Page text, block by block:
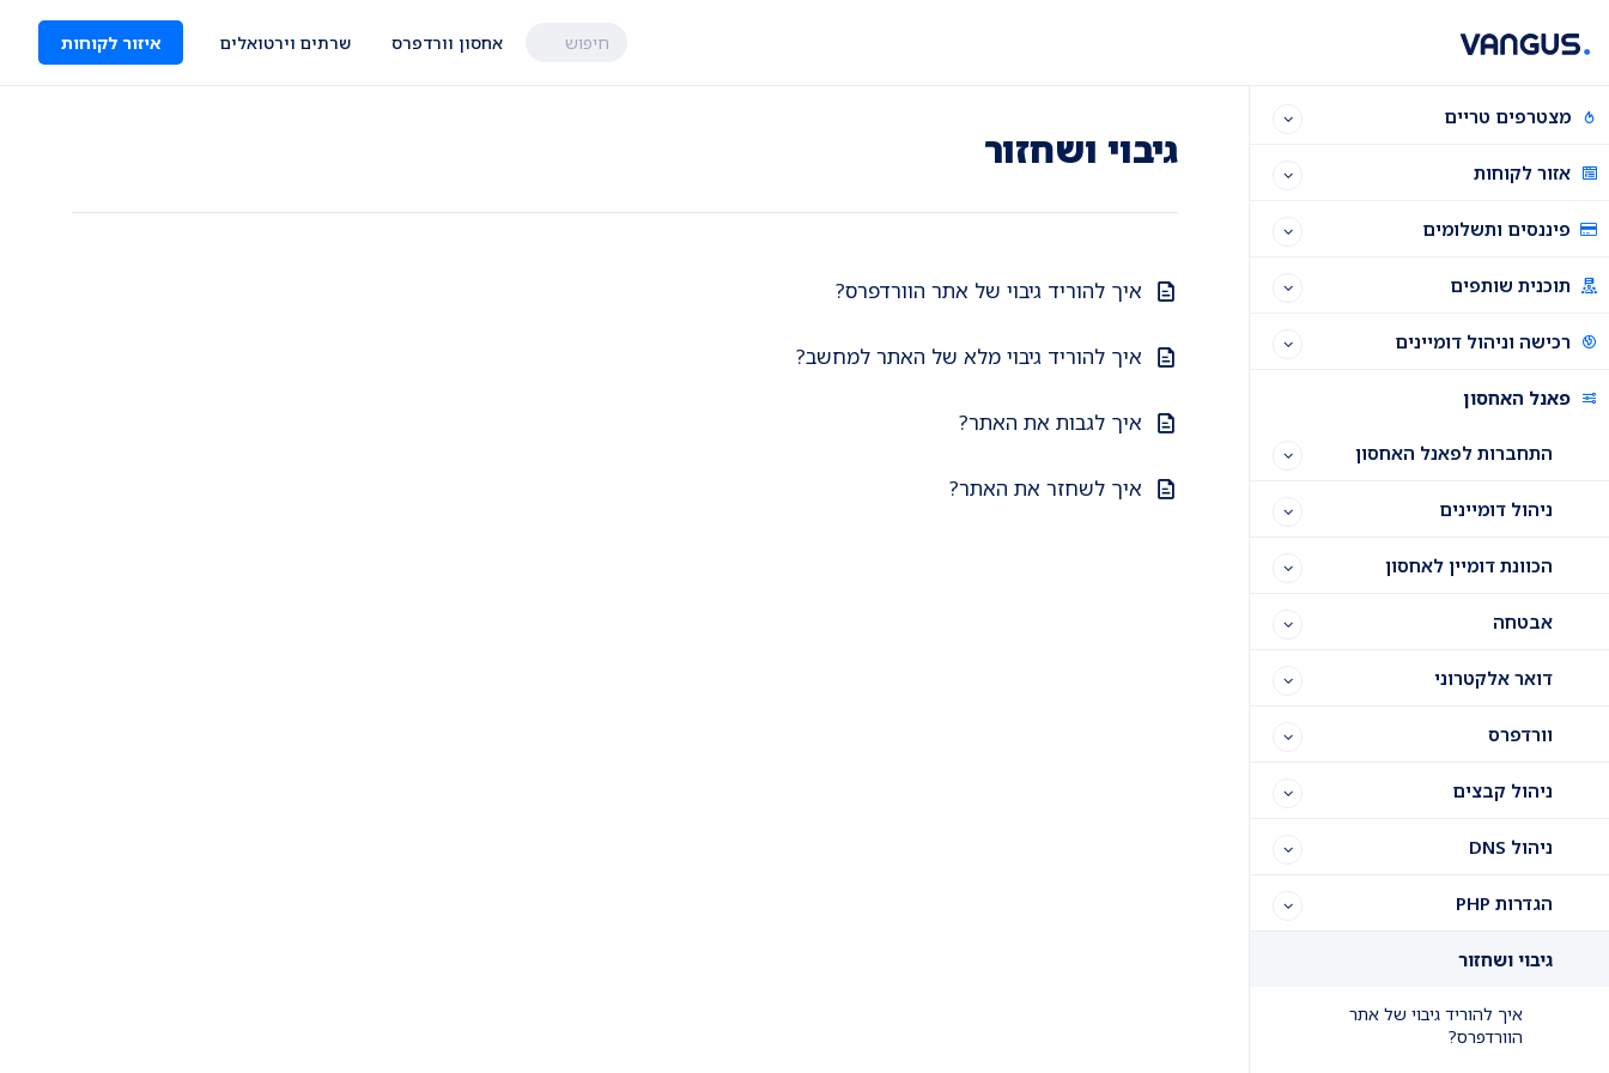
content
main
footer
חיפוש אחסון וורדפרס שרתים וירטואלים איזור לקוחות
גיבוי ושחזור
איך להוריד גיבוי של אתר הוורדפרס?
איך להוריד גיבוי מלא של האתר למחשב?
איך לגבות את האתר?
איך לשחזר את האתר?
מצטרפים טריים
אזור לקוחות
פיננסים ותשלומים
תוכנית שותפים
רכישה וניהול דומיינים
פאנל האחסון
התחברות לפאנל האחסון
ניהול דומיינים
הכוונת דומיין לאחסון
אבטחה
דואר אלקטרוני
וורדפרס
ניהול קבצים
ניהול DNS
הגדרות PHP
גיבוי ושחזור
איך להוריד גיבוי של אתר
הוורדפרס?